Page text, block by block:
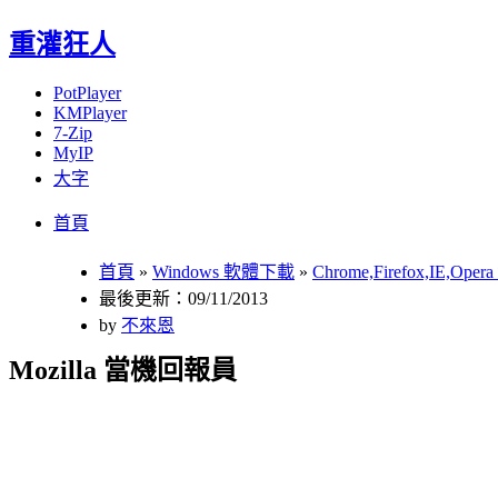
重灌狂人
PotPlayer
KMPlayer
7-Zip
MyIP
大字
首頁
首頁 » Windows 軟體下載 »
最後更新：09/11/2013
by 不來恩
Mozilla 當機回報員